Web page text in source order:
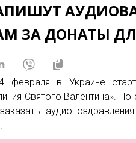
ЗА ДОНАТЫ
февраля в Украине
Святого Валентина».